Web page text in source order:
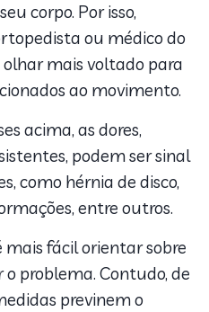
corpo. Por isso,
ou médico do
mais voltado para
ao movimento.
acima, as dores,
podem ser sinal
como hérnia de disco,
entre outros.
fácil orientar sobre
problema. Contudo, de
previnem o